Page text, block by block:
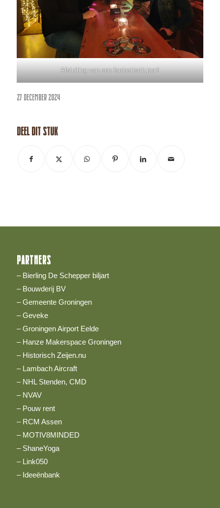
Afsluiting van een fantastisch jaar!
27 DECEMBER 2024
Deel dit stuk
PARTNERS
– Bierling De Schepper biljart
– Bouwderij BV
– Gemeente Groningen
– Geveke
– Groningen Airport Eelde
– Hanze Makerspace Groningen
– Historisch Zeijen.nu
– Lambach Aircraft
– NHL Stenden, CMD
– NVAV
– Pouw rent
– RCM Assen
– MOTIV8MINDED
– ShaneYoga
– Link050
– Ideeënbank